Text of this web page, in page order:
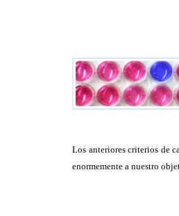
Los anteriores criterios de
enormemente a nuestro